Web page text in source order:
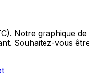
Notre graphique
Souhaitez-vous